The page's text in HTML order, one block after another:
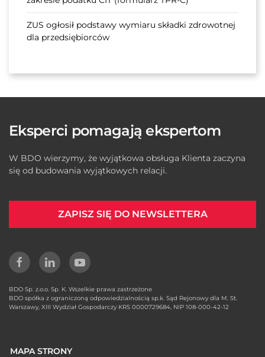
ZUS ogłosił podstawy wymiaru składki zdrowotnej
dla przedsiębiorców
Eksperci pomagają ekspertom
W BDO wierzymy, że wyjątkowa obsługa Klienta zaczyna
się od budowania wyjątkowych relacji.
ZAPISZ SIĘ DO NEWSLETTERA
BDO Sp. z.o.o. Sp. K. Wszelkie prawa zastrzeżone
BDO spółka z ograniczoną odpowiedzialnością sp.k. Sąd Rejonowy dla M. St.
Warszawy, XIII Wydział Gospodarczy KRS 0000729684, NIP 108-000-42-12
MAPA STRONY